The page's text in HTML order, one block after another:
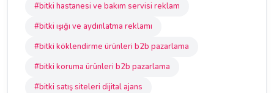
#bitki hastanesi ve bakım servisi reklam
#bitki ışığı ve aydınlatma reklamı
#bitki köklendirme ürünleri b2b pazarlama
#bitki koruma ürünleri b2b pazarlama
#bitki satış siteleri dijital ajans